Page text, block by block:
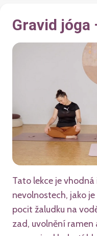
Gravid jóga
Tato lekce je
nevolnostech, jako
pocit žaludku na
zad, uvolnění ramen